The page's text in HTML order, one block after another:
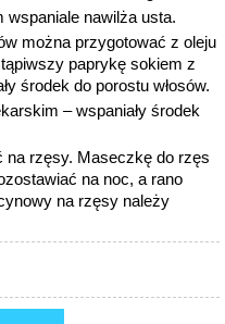
wspaniale nawilża usta.
można przygotować z oleju
paprykę sokiem z
środek do porostu włosów.
– wspaniały środek
na rzęsy. Maseczkę do rzęs
na noc, a rano
na rzęsy należy